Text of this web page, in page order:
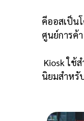
คีออสเป็น
ศูนย์การค้
Kiosk ใช้
นิยมสำหรั